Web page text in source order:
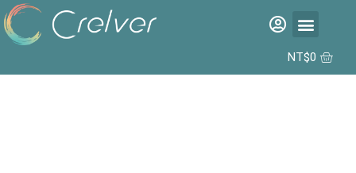
NT$0